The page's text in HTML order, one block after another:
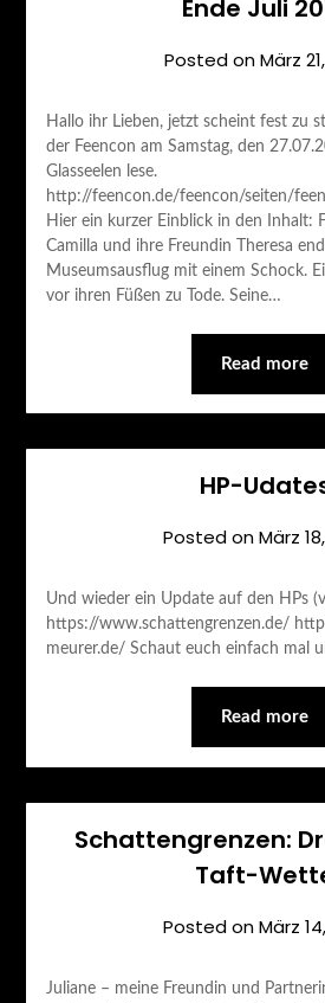
Ende Juli
Posted onMärz
Hallo ihr Lieben, jetzt scheint fest zu
der Feencon am Samstag, den
Glasseelen lese.
http://feencon.de/feencon/seiten/
Hier ein kurzer Einblick in den Inhalt:
Camilla und ihre Freundin Theresa
Museumsausflug mit einem Schock.
vor ihren Füßen zu Tode. Seine…
Read more
HP-
Posted onMärz
Und wieder ein Update auf den HPs
https://www.schattengrenzen.de/
meurer.de/ Schaut euch einfach mal
Read more
Schattengrenzen:
Taft-
Posted onMärz
Juliane – meine Freundin und